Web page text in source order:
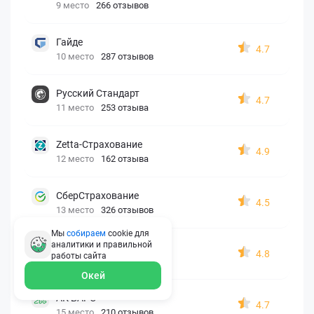
9 место 266 отзывов
Гайде
10 место 287 отзывов
4.7
Русский Стандарт
11 место 253 отзыва
4.7
Zetta-Страхование
12 место 162 отзыва
4.9
СберСтрахование
13 место 326 отзывов
4.5
Евроинс
14 место 187 отзывов
4.8
АК БАРС
4.7
Мы собираем cookie для
аналитики и правильной
работы сайта
Окей